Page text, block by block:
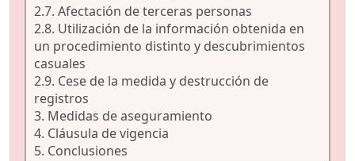
2.7. Afectación de terceras personas
2.8. Utilización de la información obtenida en
un procedimiento distinto y descubrimientos
casuales
2.9. Cese de la medida y destrucción de
registros
3. Medidas de aseguramiento
4. Cláusula de vigencia
5. Conclusiones